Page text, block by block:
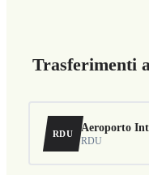
Trasferimenti
RDU Aeroporto
RDU